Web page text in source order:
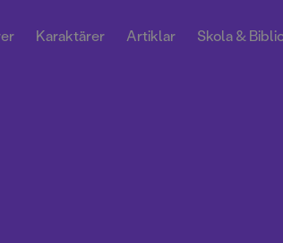
Karaktärer Artiklar Skola &